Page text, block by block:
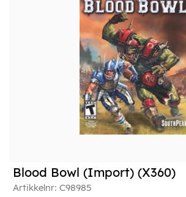
Blood Bowl (Import) (X360)
Artikkelnr: C98985